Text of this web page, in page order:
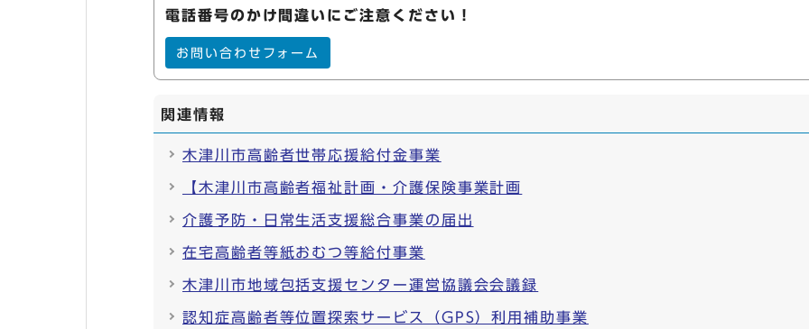
電話番号のかけ間違いにご注意ください！
お問い合わせフォーム
関連情報
木津川市高齢者世帯応援給付金事業
【木津川市高齢者福祉計画・介護保険事業計画
介護予防・日常生活支援総合事業の届出
在宅高齢者等紙おむつ等給付事業
木津川市地域包括支援センター運営協議会会議録
認知症高齢者等位置探索サービス（GPS）利用補助事業